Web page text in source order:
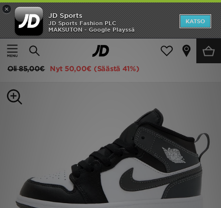
×
JD Sports
JD Sports Fashion PLC
MAKSUTON - Google Playssä
KATSO
Etusivu
Lapset Lasten kengät (Koot 28-34) Klassiset tennarit
Jordan Air 1 Mid Lapset
Oli85,00€ Nyt 50,00€ (Säästä 41%)
Etusivu
Ale
Miehet
Tuotemerkit
Inspiroidu